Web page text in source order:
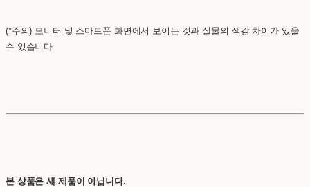
(*주의) 모니터 및 스마트폰 화면에서 보이는 것과 실물의 색감 차이가 있을
수 있습니다
본 상품은 새 제품이 아닙니다.